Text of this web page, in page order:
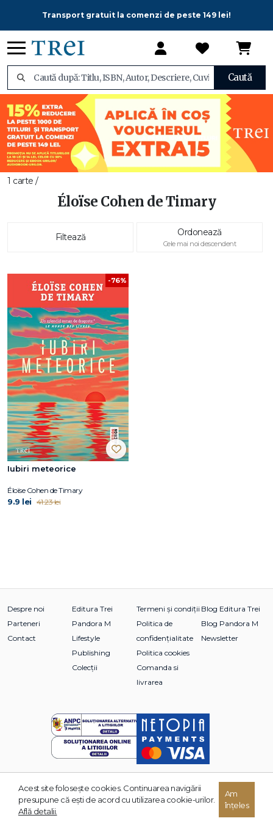
Transport gratuit la comenzi de peste 149 lei!
Caută
1 carte /
Éloïse Cohen de Timary
Filtează Ordonează
Cele mai noi descendent
-76%
Iubiri meteorice
Éloïse Cohen de Timary
9.9 lei 41.23 lei
Despre noi
Parteneri
Contact
Editura Trei
Pandora M
Lifestyle
Publishing
Colecții
Termeni și condiții
Politica de
confidențialitate
Politica cookies
Comanda si
livrarea
Blog Editura Trei
Blog Pandora M
Newsletter
© 2026 Grupul Editorial TREI. Toate drepturile rezervate.
Acest site foloseşte cookies. Continuarea navigării
presupune că eşti de acord cu utilizarea cookie-urilor.
Află detalii.
Am
înțeles